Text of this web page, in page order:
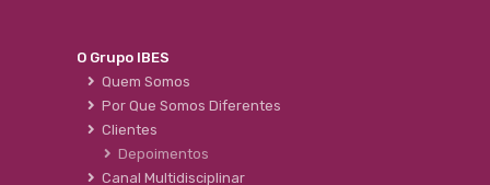
O Grupo IBES
Quem Somos
Por Que Somos Diferentes
Clientes
Depoimentos
Canal Multidisciplinar